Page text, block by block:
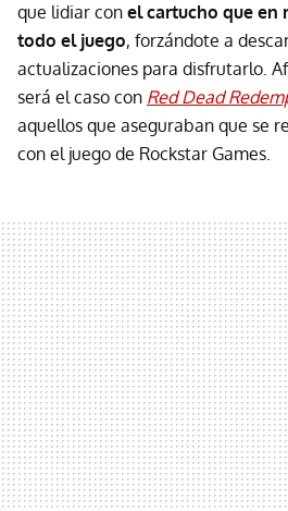
que lidiar con el cartucho que en
todo el juego, forzándote a
actualizaciones para disfrutarlo.
será el caso con Red Dead
aquellos que aseguraban que se
con el juego de Rockstar Games.